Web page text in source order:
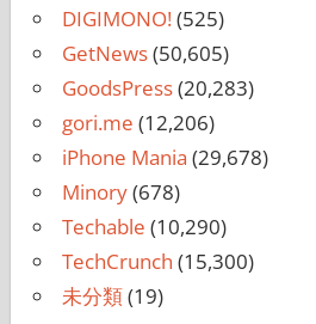
DIGIMONO!(525)
GetNews(50,605)
GoodsPress(20,283)
gori.me (12,206)
iPhone Mania (29,678)
Minory(678)
Techable (10,290)
TechCrunch (15,300)
未分類(19)